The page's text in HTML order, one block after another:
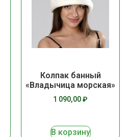
Колпак банный
«Владычица морская»
1 090,00₽
В корзину